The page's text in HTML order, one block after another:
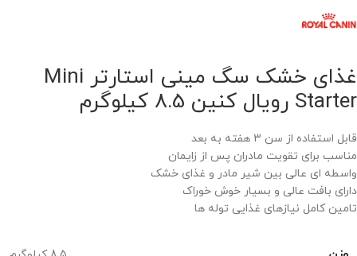
غذای خشک سگ مینی استارتر Mini
Starter رویال کنین 8.5 کیلوگرم
قابل استفاده از سن 3 هفته به بعد
مناسب برای تقویت مادران پس از زایمان
واسطه ای عالی بین شیر مادر و غذای خشک
دارای بافت عالی و بسیار خوش خوراک
تامین کامل نیازهای غذایی توله ها